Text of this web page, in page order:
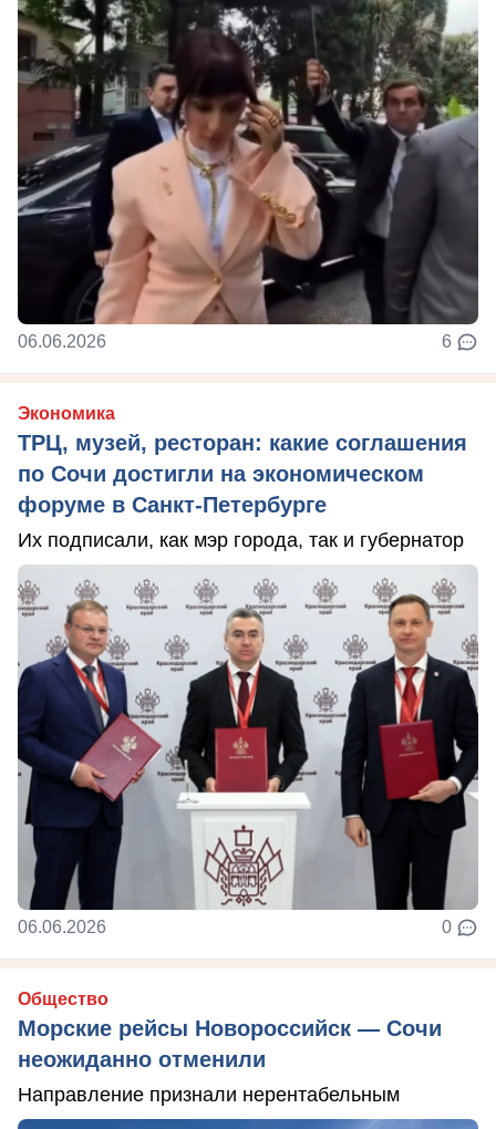
06.06.2026 6
Экономика
ТРЦ, музей, ресторан: какие соглашения
по Сочи достигли на экономическом
форуме в Санкт-Петербурге
Их подписали, как мэр города, так и губернатор
06.06.2026 0
Общество
Морские рейсы Новороссийск — Сочи
неожиданно отменили
Направление признали нерентабельным